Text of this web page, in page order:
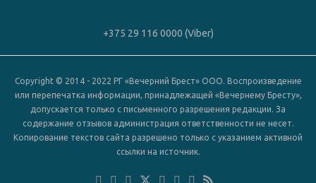
+375 29 116 0000 (Viber)
Copyright © 2014 - 2022 РГ «Вечерний Брест» ООО. Воспроизведение
или перепечатка информации, принадлежащей «Вечернему Бресту»,
допускается только с письменного разрешения редакции. За
содержание отзывов администрация ответственности не несет.
Копирование текстов сайта разрешено только с указанием активной
ссылки на источник.